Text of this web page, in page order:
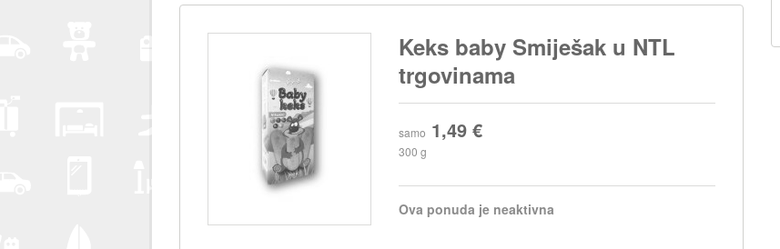
Keks baby Smiješak u NTL
trgovinama
samo 1,49 €
300 g
Ova ponuda je neaktivna